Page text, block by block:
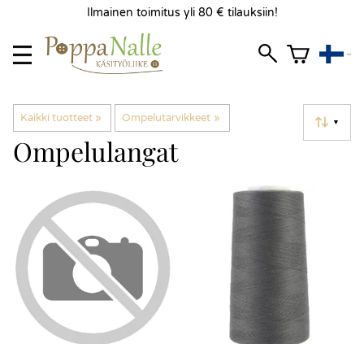
Ilmainen toimitus yli 80 € tilauksiin!
Kaikki tuotteet ‪» Ompelutarvikkeet ‪» ▼
Ompelulangat